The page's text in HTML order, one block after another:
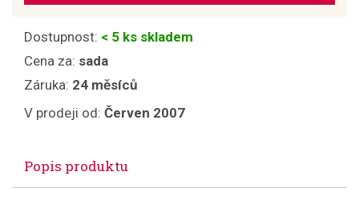
Dostupnost: < 5 ks skladem
Cena za: sada
Záruka: 24 měsíců
V prodeji od: Červen 2007
Popis produktu